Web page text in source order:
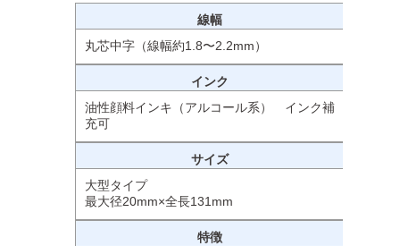
線幅
丸芯中字（線幅約1.8〜2.2mm）
インク
油性顔料インキ（アルコール系） インク補
充可
サイズ
大型タイプ
最大径20mm×全長131mm
特徴